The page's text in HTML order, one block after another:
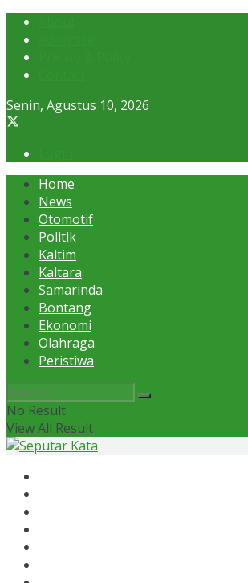
Senin, Agustus 10, 2026
Home
News
Otomotif
Politik
Kaltim
Kaltara
Samarinda
Bontang
Ekonomi
Olahraga
Peristiwa
No Result
View All Result